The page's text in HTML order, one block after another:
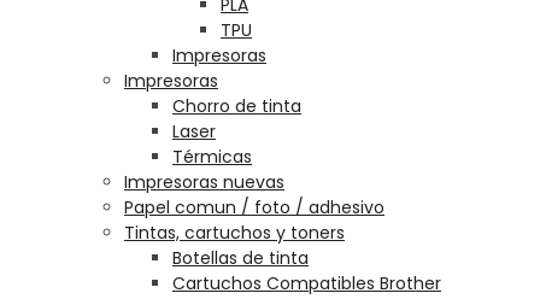
TPU
Impresoras
Impresoras
Chorro de tinta
Laser
Térmicas
Impresoras nuevas
Papel comun / foto / adhesivo
Tintas, cartuchos y toners
Botellas de tinta
Cartuchos Compatibles Brother